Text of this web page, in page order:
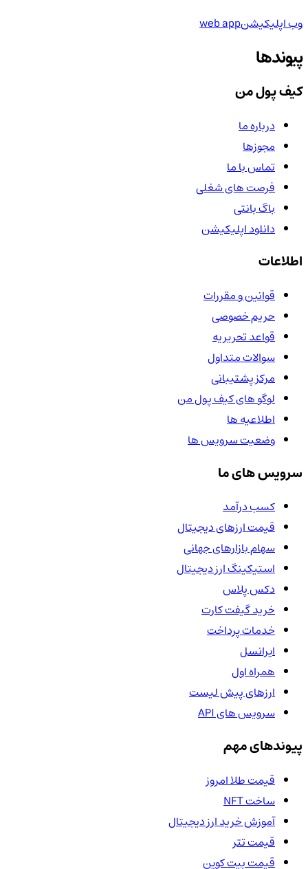
وب اپلیکیشنweb app
پیوندها
کیف پول من
درباره ما
مجوزها
تماس با ما
فرصت های شغلی
باگ بانتی
دانلود اپلیکیشن
اطلاعات
قوانین و مقررات
حریم خصوصی
قواعد تحریریه
سوالات متداول
مرکز پشتیبانی
لوگو های کیف پول من
اطلاعیه ها
وضعیت سرویس ها
سرویس های ما
کسب درآمد
قیمت ارزهای دیجیتال
سهام بازارهای جهانی
استیکینگ ارز دیجیتال
دکس پلاس
خرید گیفت کارت
خدمات پرداخت
ایرانسل
همراه اول
ارزهای پیش لیست
سرویس های API
پیوندهای مهم
قیمت طلا امروز
ساخت NFT
آموزش خرید ارز دیجیتال
قیمت تتر
قیمت بیت کوین